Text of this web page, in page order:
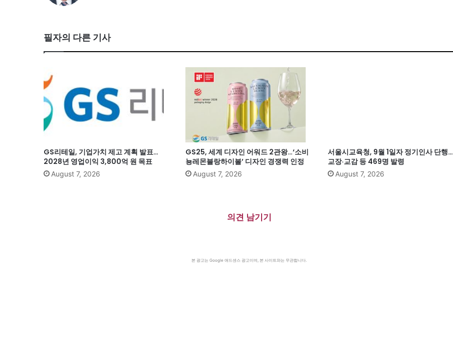
필자의 다른 기사
GS리테일, 기업가치 제고 계획 발표…
2028년 영업이익 3,800억 원 목표
August 7, 2026
GS25, 세계 디자인 어워드 2관왕…‘소비
뇽레몬블랑하이볼’ 디자인 경쟁력 인정
August 7, 2026
서울시교육청, 9월 1일자 정기인사 단행…
교장·교감 등 469명 발령
August 7, 2026
의견 남기기
본 광고는 Google 애드센스 광고이며, 본 사이트와는 무관합니다.